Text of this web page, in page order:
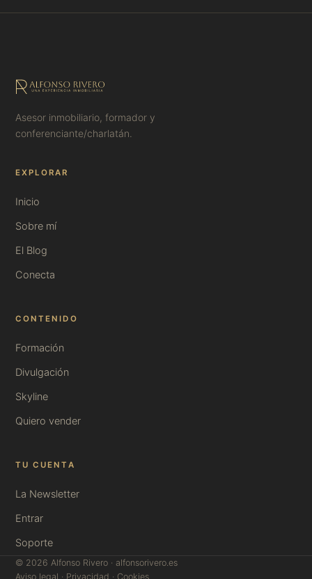
Asesor inmobiliario, formador y
conferenciante/charlatán.
EXPLORAR
Inicio
Sobre mí
El Blog
Conecta
CONTENIDO
Formación
Divulgación
Skyline
Quiero vender
TU CUENTA
La Newsletter
Entrar
Soporte
© 2026 Alfonso Rivero · alfonsorivero.es
Aviso legal · Privacidad · Cookies